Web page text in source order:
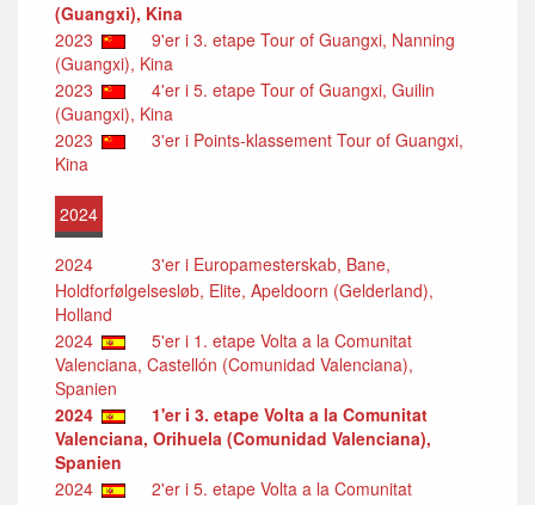
(Guangxi), Kina
2023
9'er i 3. etape Tour of Guangxi, Nanning
(Guangxi), Kina
2023
4'er i 5. etape Tour of Guangxi, Guilin
(Guangxi), Kina
2023
3'er i Points-klassement Tour of Guangxi,
Kina
2024
2024
3'er i Europamesterskab, Bane,
Holdforfølgelsesløb, Elite, Apeldoorn (Gelderland),
Holland
2024
5'er i 1. etape Volta a la Comunitat
Valenciana, Castellón (Comunidad Valenciana),
Spanien
2024
1'er i 3. etape Volta a la Comunitat
Valenciana, Orihuela (Comunidad Valenciana),
Spanien
2024
2'er i 5. etape Volta a la Comunitat